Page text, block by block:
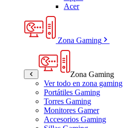
Acer
Zona Gaming
Zona Gaming
Ver todo en zona gaming
Portátiles Gaming
Torres Gaming
Monitores Gamer
Accesorios Gaming